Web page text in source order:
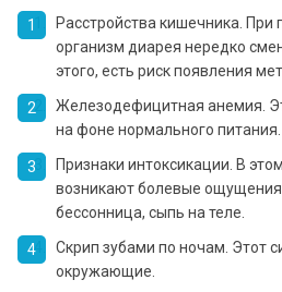
Расстройства кишечника. При
организм диарея нередко
этого, есть риск появления
Железодефицитная анемия.
на фоне нормального питания.
Признаки интоксикации. В
возникают болевые
бессонница, сыпь на теле.
Скрип зубами по ночам. Этот
окружающие.